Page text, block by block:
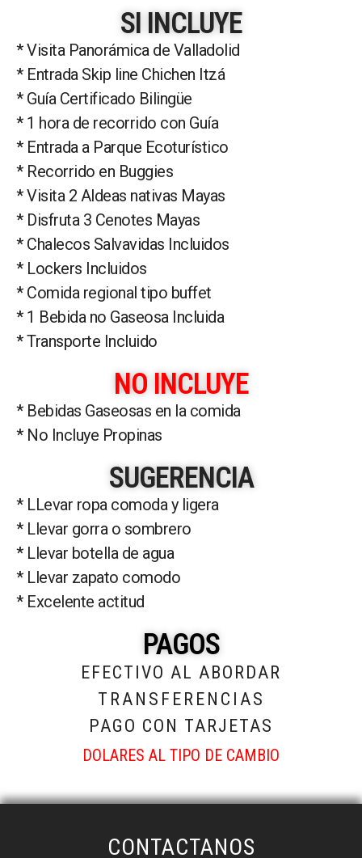
SI INCLUYE
* Visita Panorámica de Valladolid
* Entrada Skip line Chichen Itzá
* Guía Certificado Bilingüe
* 1 hora de recorrido con Guía
* Entrada a Parque Ecoturístico
* Recorrido en Buggies
* Visita 2 Aldeas nativas Mayas
* Disfruta 3 Cenotes Mayas
* Chalecos Salvavidas Incluidos
* Lockers Incluidos
* Comida regional tipo buffet
* 1 Bebida no Gaseosa Incluida
* Transporte Incluido
NO INCLUYE
* Bebidas Gaseosas en la comida
* No Incluye Propinas
SUGERENCIA
* LLevar ropa comoda y ligera
* Llevar gorra o sombrero
* Llevar botella de agua
* Llevar zapato comodo
* Excelente actitud
PAGOS
EFECTIVO AL ABORDAR
TRANSFERENCIAS
PAGO CON TARJETAS
DOLARES AL TIPO DE CAMBIO
CONTACTANOS